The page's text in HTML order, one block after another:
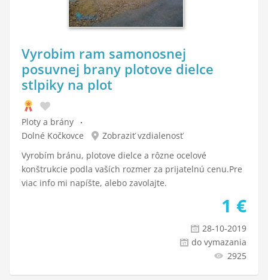
Vyrobim ram samonosnej
posuvnej brany plotove dielce
stlpiky na plot
Ploty a brány
Dolné Kočkovce
Zobraziť vzdialenosť
Vyrobím bránu, plotove dielce a rôzne ocelové
konštrukcie podla vaších rozmer za prijatelnú cenu.Pre
viac info mi napíšte, alebo zavolajte.
1 €
28-10-2019
do vymazania
2925